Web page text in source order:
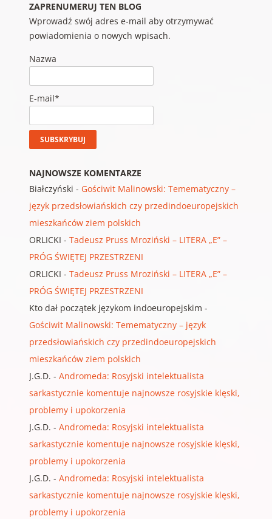
ZAPRENUMERUJ TEN BLOG
Wprowadź swój adres e-mail aby otrzymywać
powiadomienia o nowych wpisach.
Nazwa
E-mail*
NAJNOWSZE KOMENTARZE
Białczyński - Gościwit Malinowski: Temematyczny –
język przedsłowiańskich czy przedindoeuropejskich
mieszkańców ziem polskich
ORLICKI - Tadeusz Pruss Mroziński – LITERA „E” –
PRÓG ŚWIĘTEJ PRZESTRZENI
ORLICKI - Tadeusz Pruss Mroziński – LITERA „E” –
PRÓG ŚWIĘTEJ PRZESTRZENI
Kto dał początek językom indoeuropejskim -
Gościwit Malinowski: Temematyczny – język
przedsłowiańskich czy przedindoeuropejskich
mieszkańców ziem polskich
J.G.D. - Andromeda: Rosyjski intelektualista
sarkastycznie komentuje najnowsze rosyjskie klęski,
problemy i upokorzenia
J.G.D. - Andromeda: Rosyjski intelektualista
sarkastycznie komentuje najnowsze rosyjskie klęski,
problemy i upokorzenia
J.G.D. - Andromeda: Rosyjski intelektualista
sarkastycznie komentuje najnowsze rosyjskie klęski,
problemy i upokorzenia